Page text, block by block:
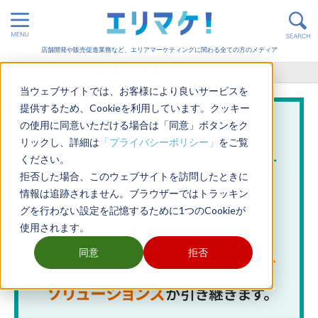
当ウェブサイトでは、お客様により良いサービスを
提供するため、Cookieを利用しています。クッキー
の使用に同意いただける場合は「同意」ボタンをク
リックし、詳細は 「プライバシーポリシー」 をご覧
ください。
拒否した場合、このウェブサイトを訪問したときに
情報は追跡されません。ブラウザーではトラッキン
グを行わない設定を記憶するために1つのCookieが
使用されます。
同意 拒否
店舗開発や販売促進業務など、エリアマーケティングに関わる全ての方のメディア